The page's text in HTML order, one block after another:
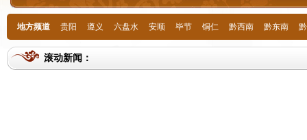
地方频道 贵阳 遵义 六盘水 安顺 毕节 铜仁 黔西南 黔东南
滚动新闻：